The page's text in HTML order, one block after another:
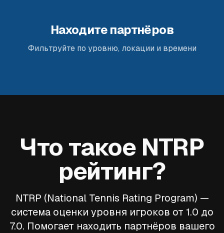
Находите партнёров
Фильтруйте по уровню, локации и времени
Что такое NTRP
рейтинг?
NTRP (National Tennis Rating Program) —
система оценки уровня игроков от 1.0 до
7.0. Помогает находить партнёров вашего